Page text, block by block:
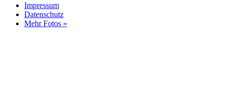
Impressum
Datenschutz
Mehr Fotos »